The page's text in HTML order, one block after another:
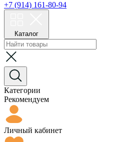
+7 (914) 161-80-94
Каталог
Категории
Рекомендуем
Личный кабинет